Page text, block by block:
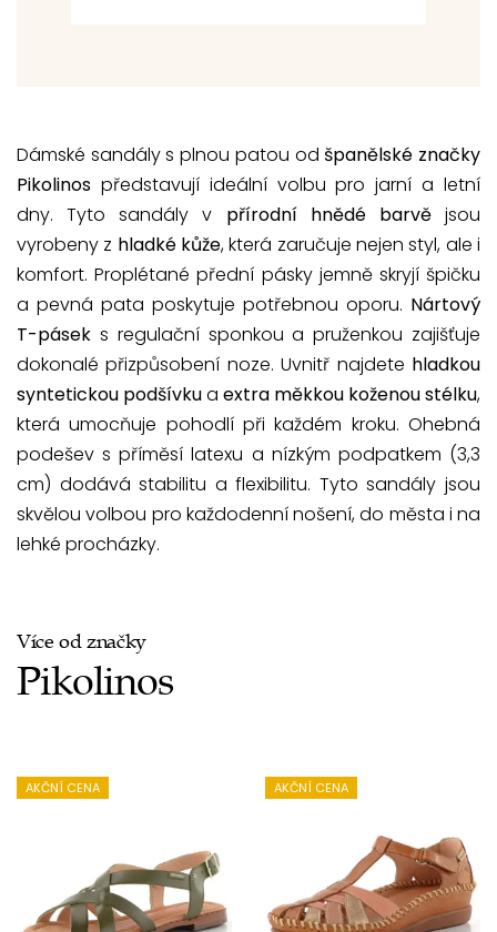
Dámské sandály s plnou patou odšpanělské značky
Pikolinos představují ideální volbu pro jarní a letní
dny. Tyto sandály v přírodní hnědé barvějsou
vyrobeny z hladké kůže, která zaručuje nejen styl, ale i
komfort. Proplétané přední pásky jemně skryjí špičku
a pevná pata poskytuje potřebnou oporu. Nártový
T-pásek s regulační sponkou a pruženkou zajišťuje
dokonalé přizpůsobení noze. Uvnitř najdete hladkou
syntetickou podšívkua extra měkkou koženou stélku,
která umocňuje pohodlí při každém kroku. Ohebná
podešev s příměsí latexu a nízkým podpatkem (3,3
cm) dodává stabilitu a flexibilitu. Tyto sandály jsou
skvělou volbou pro každodenní nošení, do města i na
lehké procházky.
Více od značky
Pikolinos
AKČNÍ CENA AKČNÍ CENA